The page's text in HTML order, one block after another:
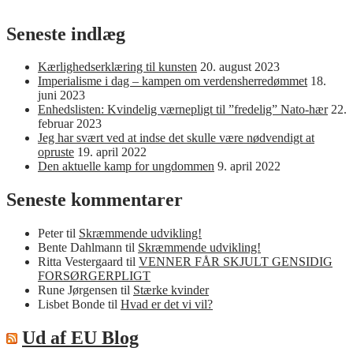
der
drømmene
Seneste indlæg
Kærlighedserklæring til kunsten 20. august 2023
Imperialisme i dag – kampen om verdensherredømmet 18.
juni 2023
Enhedslisten: Kvindelig værnepligt til ”fredelig” Nato-hær 22.
februar 2023
Jeg har svært ved at indse det skulle være nødvendigt at
opruste 19. april 2022
Den aktuelle kamp for ungdommen 9. april 2022
Seneste kommentarer
Petertil Skræmmende udvikling!
Bente Dahlmann til Skræmmende udvikling!
Ritta Vestergaard til VENNER FÅR SKJULT GENSIDIG
FORSØRGERPLIGT
Rune Jørgensen til Stærke kvinder
Lisbet Bonde til Hvad er det vi vil?
Ud af EU Blog